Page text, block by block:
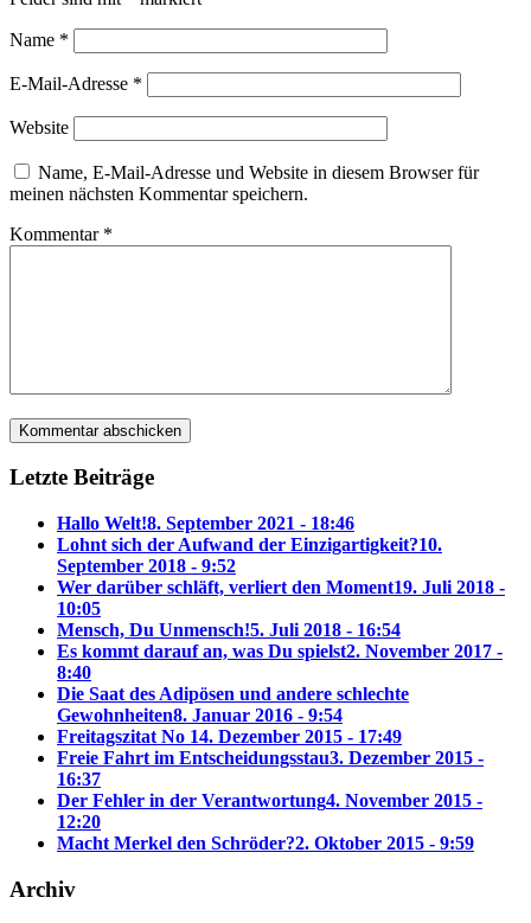
Name *
E-Mail-Adresse *
Website
Name, E-Mail-Adresse und Website in diesem Browser für
meinen nächsten Kommentar speichern.
Kommentar *
Letzte Beiträge
Hallo Welt!8. September 2021 - 18:46
Lohnt sich der Aufwand der Einzigartigkeit?10.
September 2018 - 9:52
Wer darüber schläft, verliert den Moment19. Juli 2018 -
10:05
Mensch, Du Unmensch!5. Juli 2018 - 16:54
Es kommt darauf an, was Du spielst2. November 2017 -
8:40
Die Saat des Adipösen und andere schlechte
Gewohnheiten8. Januar 2016 - 9:54
Freitagszitat No 14. Dezember 2015 - 17:49
Freie Fahrt im Entscheidungsstau3. Dezember 2015 -
16:37
Der Fehler in der Verantwortung4. November 2015 -
12:20
Macht Merkel den Schröder?2. Oktober 2015 - 9:59
Archiv